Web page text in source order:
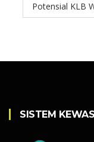
Potensial KLB
SISTEM